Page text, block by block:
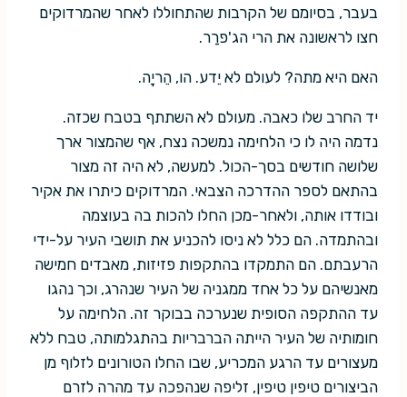
בעבר, בסיומם של הקרבות שהתחוללו לאחר שהמרדוקים
חצו לראשונה את הרי הג'פרַר.
האם היא מתה? לעולם לא יֵדע. הו, הֵריָה.
יד החרב שלו כאבה. מעולם לא השתתף בטבח שכזה.
נדמה היה לו כי הלחימה נמשכה נצח, אף שהמצור ארך
שלושה חודשים בסך-הכול. למעשה, לא היה זה מצור
בהתאם לספר ההדרכה הצבאי. המרדוקים כיתרו את אקיר
ובודדו אותה, ולאחר-מכן החלו להכות בה בעוצמה
ובהתמדה. הם כלל לא ניסו להכניע את תושבי העיר על-ידי
הרעבתם. הם התמקדו בהתקפות פזיזות, מאבדים חמישה
מאנשיהם על כל אחד ממגניה של העיר שנהרג, וכך נהגו
עד ההתקפה הסופית שנערכה בבוקר זה. הלחימה על
חומותיה של העיר הייתה הברבריות בהתגלמותה, טבח ללא
מעצורים עד הרגע המכריע, שבו החלו הטורונים לזלוף מן
הביצורים טיפין טיפין, זליפה שנהפכה עד מהרה לזרם